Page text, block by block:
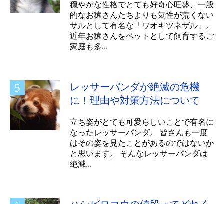
穏やかな性格でとても好奇心旺盛、一般
的なお猿さんたちよりも気性が荒くない
サルとして有名な「ワオキツネザル」。
近年お猿さんをペットとして飼育するご
家庭も多...
レッサーパンダが絶滅の危機
に！理由や対策方法について
立ち姿がとても可愛らしいことで有名に
なったレッサーパンダ。 皆さんも一度
はその姿を見たことがあるのではないか
と思います。 そんなレッサーパンダは
絶滅...